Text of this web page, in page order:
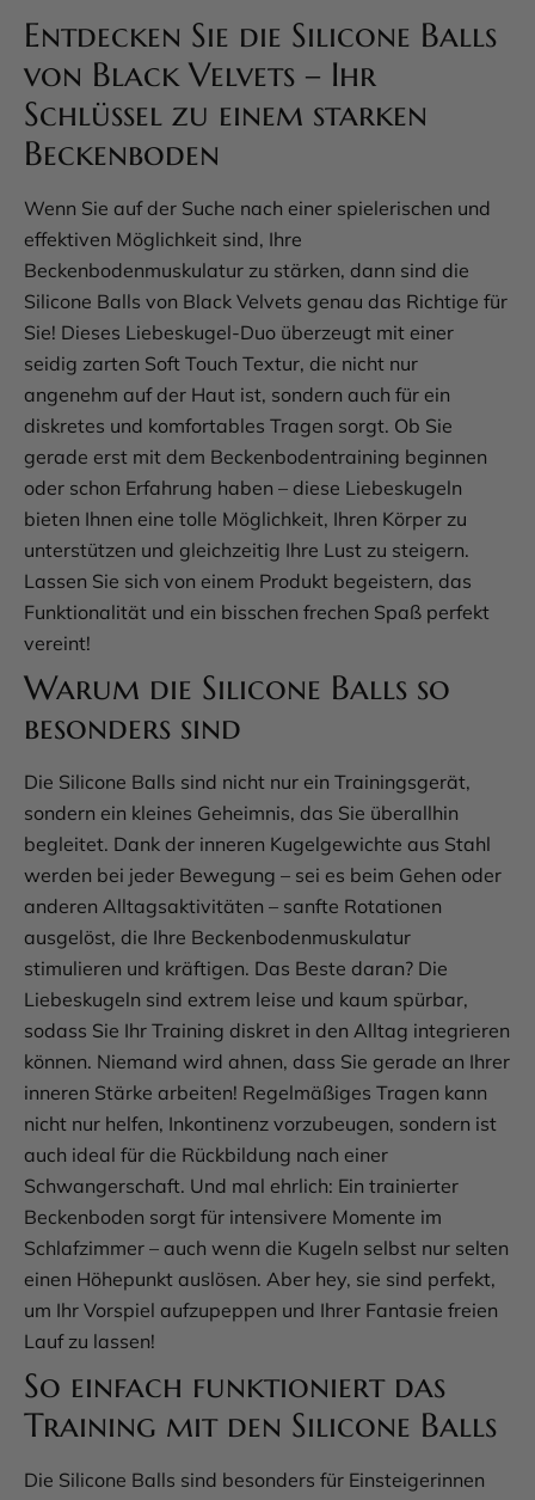
Entdecken Sie die Silicone Balls
von Black Velvets – Ihr
Schlüssel zu einem starken
Beckenboden
Wenn Sie auf der Suche nach einer spielerischen und
effektiven Möglichkeit sind, Ihre
Beckenbodenmuskulatur zu stärken, dann sind die
Silicone Balls von Black Velvets genau das Richtige für
Sie! Dieses Liebeskugel-Duo überzeugt mit einer
seidig zarten Soft Touch Textur, die nicht nur
angenehm auf der Haut ist, sondern auch für ein
diskretes und komfortables Tragen sorgt. Ob Sie
gerade erst mit dem Beckenbodentraining beginnen
oder schon Erfahrung haben – diese Liebeskugeln
bieten Ihnen eine tolle Möglichkeit, Ihren Körper zu
unterstützen und gleichzeitig Ihre Lust zu steigern.
Lassen Sie sich von einem Produkt begeistern, das
Funktionalität und ein bisschen frechen Spaß perfekt
vereint!
Warum die Silicone Balls so
besonders sind
Die Silicone Balls sind nicht nur ein Trainingsgerät,
sondern ein kleines Geheimnis, das Sie überallhin
begleitet. Dank der inneren Kugelgewichte aus Stahl
werden bei jeder Bewegung – sei es beim Gehen oder
anderen Alltagsaktivitäten – sanfte Rotationen
ausgelöst, die Ihre Beckenbodenmuskulatur
stimulieren und kräftigen. Das Beste daran? Die
Liebeskugeln sind extrem leise und kaum spürbar,
sodass Sie Ihr Training diskret in den Alltag integrieren
können. Niemand wird ahnen, dass Sie gerade an Ihrer
inneren Stärke arbeiten! Regelmäßiges Tragen kann
nicht nur helfen, Inkontinenz vorzubeugen, sondern ist
auch ideal für die Rückbildung nach einer
Schwangerschaft. Und mal ehrlich: Ein trainierter
Beckenboden sorgt für intensivere Momente im
Schlafzimmer – auch wenn die Kugeln selbst nur selten
einen Höhepunkt auslösen. Aber hey, sie sind perfekt,
um Ihr Vorspiel aufzupeppen und Ihrer Fantasie freien
Lauf zu lassen!
So einfach funktioniert das
Training mit den Silicone Balls
Die Silicone Balls sind besonders für Einsteigerinnen